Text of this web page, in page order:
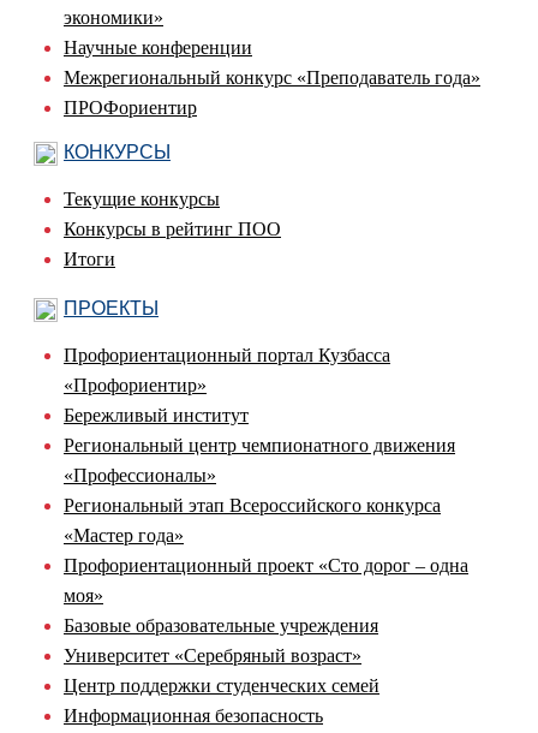
экономики»
Научные конференции
Межрегиональный конкурс «Преподаватель года»
ПРОФориентир
КОНКУРСЫ
Текущие конкурсы
Конкурсы в рейтинг ПОО
Итоги
ПРОЕКТЫ
Профориентационный портал Кузбасса
«Профориентир»
Бережливый институт
Региональный центр чемпионатного движения
«Профессионалы»
Региональный этап Всероссийского конкурса
«Мастер года»
Профориентационный проект «Сто дорог – одна
моя»
Базовые образовательные учреждения
Университет «Серебряный возраст»
Центр поддержки студенческих семей
Информационная безопасность